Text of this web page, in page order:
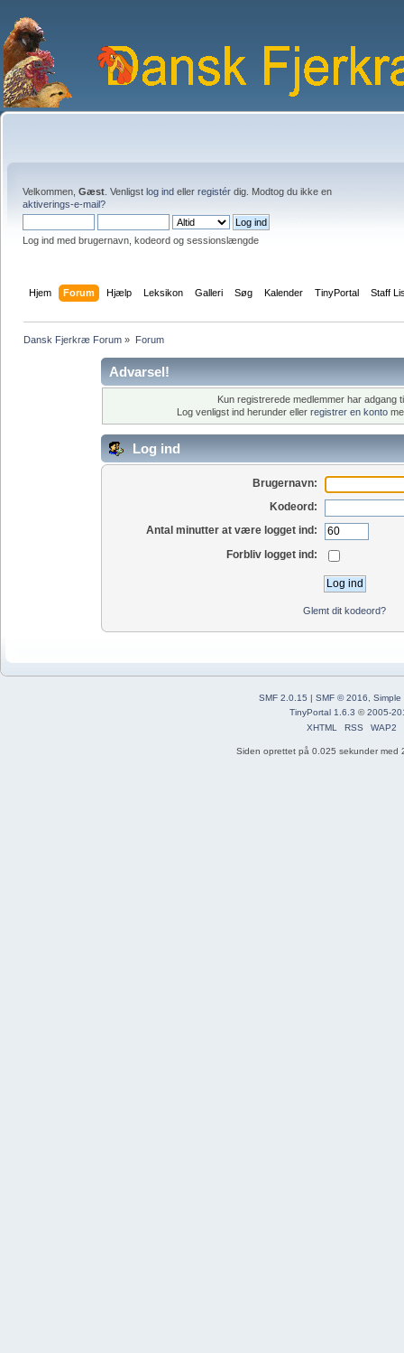
Velkommen, Gæst . Venligst log ind eller registér dig. Modtog du ikke en
aktiverings-e-mail?
Log ind med brugernavn, kodeord og sessionslængde
Hjem Forum Hjælp Leksikon Galleri Søg Kalender TinyPortal Staff
Dansk Fjerkræ Forum » Forum
Advarsel!
Kun registrerede medlemmer har adgang
Log venligst ind herunder eller registrer en konto
Log ind
Brugernavn:
Kodeord:
Antal minutter at være logget ind:
Forbliv logget ind:
Glemt dit kodeord?
SMF 2.0.15 | SMF © 2016
Simple
TinyPortal 1.6.3 ©2005-
XHTML
RSS WAP2
Siden oprettet på 0.025 sekunder med